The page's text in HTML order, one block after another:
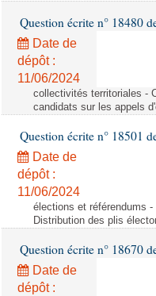
Question écrite n° 18480
Date de
dépôt :
11/06/2024
collectivités territoriales -
candidats sur les appels
Question écrite n° 18501
Date de
dépôt :
11/06/2024
élections et référendums
Distribution des plis
Question écrite n° 18670
Date de
dépôt :